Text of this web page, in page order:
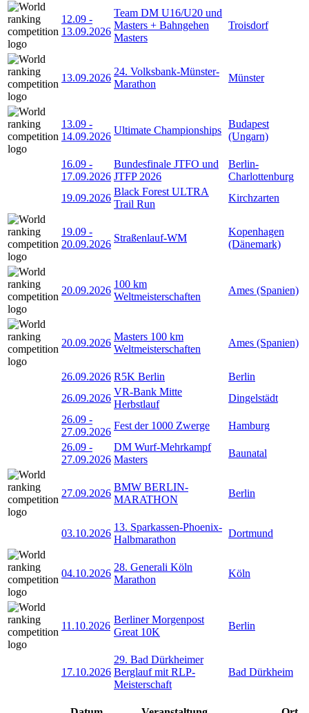
12.09 -
13.09.2026
Team DM U16/U20 und
Masters + Bahngehen
Masters
Troisdorf
13.09.2026
24. Volksbank-Münster-
Marathon
Münster
13.09 -
14.09.2026
Ultimate Championships
Budapest
(Ungarn)
16.09 -
17.09.2026
Bundesfinale JTFO und
JTFP 2026
Berlin-
Charlottenburg
19.09.2026
Black Forest ULTRA
Trail Run
Kirchzarten
19.09 -
20.09.2026
Straßenlauf-WM
Kopenhagen
(Dänemark)
20.09.2026
100 km
Weltmeisterschaften
Ames (Spanien)
20.09.2026
Masters 100 km
Weltmeisterschaften
Ames (Spanien)
26.09.2026 R5K Berlin
Berlin
26.09.2026
VR-Bank Mitte
Herbstlauf
Dingelstädt
26.09 -
27.09.2026
Fest der 1000 Zwerge
Hamburg
26.09 -
27.09.2026
DM Wurf-Mehrkampf
Masters
Baunatal
27.09.2026
BMW BERLIN-
MARATHON
Berlin
03.10.2026
13. Sparkassen-Phoenix-
Halbmarathon
Dortmund
04.10.2026
28. Generali Köln
Marathon
Köln
11.10.2026
Berliner Morgenpost
Great 10K
Berlin
17.10.2026
29. Bad Dürkheimer
Berglauf mit RLP-
Meisterschaft
Bad Dürkheim